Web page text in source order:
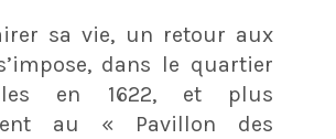
sa vie, un retour aux
dans le quartier
en 1622, et plus
au « Pavillon des